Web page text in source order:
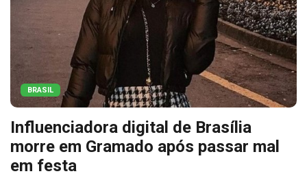
BRASIL
Influenciadora digital de Brasília
morre em Gramado após passar mal
em festa